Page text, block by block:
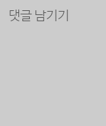
댓글 남기기